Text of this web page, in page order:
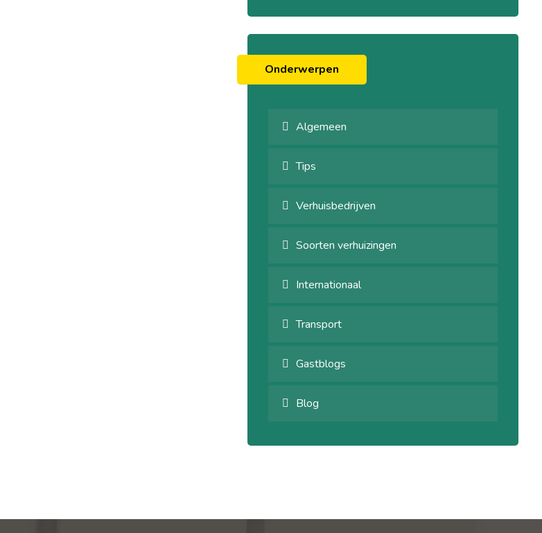
Onderwerpen
Algemeen
Tips
Verhuisbedrijven
Soorten verhuizingen
Internationaal
Transport
Gastblogs
Blog